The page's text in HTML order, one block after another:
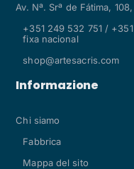
Av. Nª. Srª de Fátima,
+351 249 532 751 /
fixa nacional
shop@artesacris.com
Informazione
Chi siamo
Fabbrica
Mappa del sito